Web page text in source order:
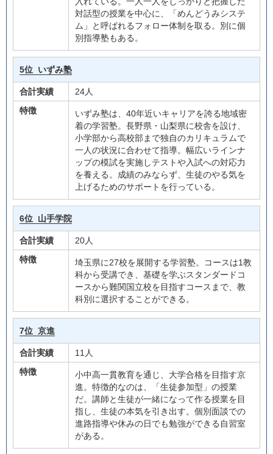
対話型の授業を中心に、「めんどうみシステ
ム」と呼ばれるフォロー体制を取る。別に個
別指導塾もある。
5位 いずみ塾
合計実績
24人
特徴
いずみ塾は、40年近いキャリアを誇る地域密
着の学習塾。長野県・山梨県に校舎を設け、
小学部から高校部まで独自のカリキュラムで
一人の状況に合わせて指導。幅広いラインナ
ップの模試を実施しテストや入試への対応力
を養える。成績のみならず、生徒のやる気を
上げるためのサポートを行っている。
6位 山手学院
合計実績
20人
特徴
埼玉県に27校を展開する学習塾。コースは1教
科から受講でき、基礎を学ぶスタンダードコ
ースから難関国立校を目指すコースまで、教
科別に選択することができる。
7位 京進
合計実績
11人
特徴
小中高一貫教育を通じ、大学合格を目指す京
進。特徴的なのは、「生徒参加型」の授業
だ。講師と生徒が一緒になって作る授業を目
指し、生徒の本気を引き出す。個別面談での
進路指導や休みの日でも勉強ができる自習室
がある。